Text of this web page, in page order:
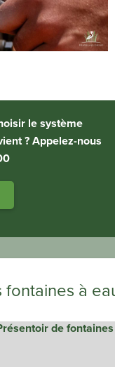
le système
? Appelez-nous
fontaines à